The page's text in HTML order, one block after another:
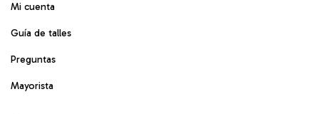
Mi cuenta
Guía de talles
Preguntas
Mayorista